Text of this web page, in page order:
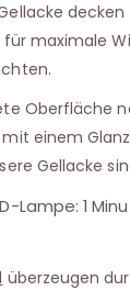
maximale
Oberfläche
mit einem
Gellacke
Lampe: 1
überzeugen